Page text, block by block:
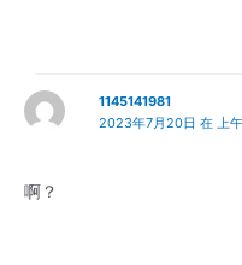
1145141981
2023年7月20日 在 上
啊？